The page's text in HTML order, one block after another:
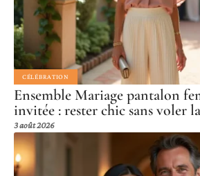
CÉLÉBRATION
Ensemble Mariage pantalon
invitée : rester chic sans voler
3 août 2026